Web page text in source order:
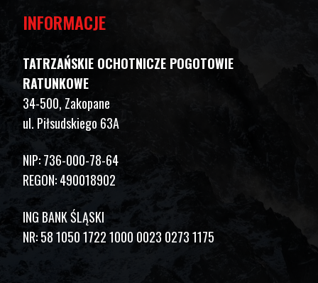
INFORMACJE
TATRZAŃSKIE OCHOTNICZE POGOTOWIE
RATUNKOWE
34-500, Zakopane
ul. Piłsudskiego 63A
NIP: 736-000-78-64
REGON: 490018902
ING BANK ŚLĄSKI
NR: 58 1050 1722 1000 0023 0273 1175